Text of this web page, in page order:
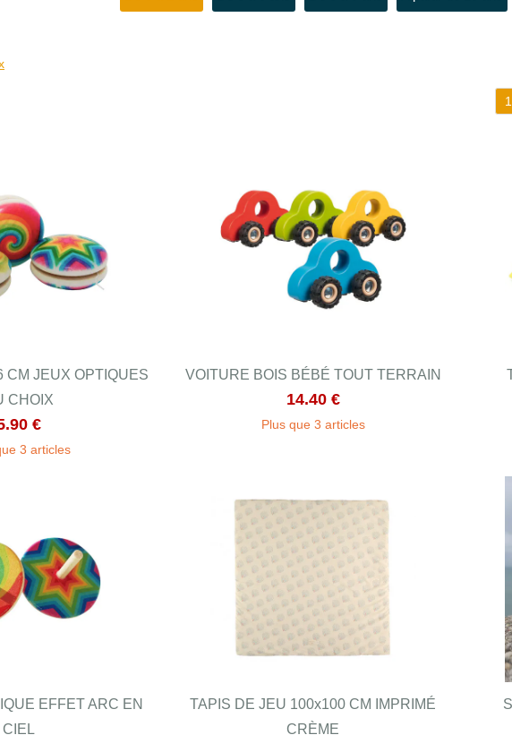
1
CM JEUX OPTIQUES
CHOIX
€
3 articles
VOITURE BOIS BÉBÉ TOUT TERRAIN
14.40 €
Plus que 3 articles
EFFET ARC EN
CIEL
TAPIS DE JEU 100x100 CM IMPRIMÉ
CRÈME